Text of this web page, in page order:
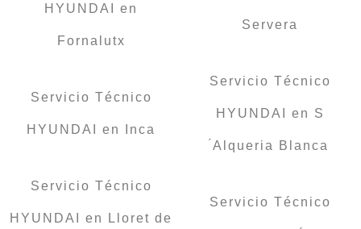
HYUNDAI en
Fornalutx
Servicio Técnico
HYUNDAI en Inca
Servicio Técnico
HYUNDAI en Lloret de
Servera
Servicio Técnico
HYUNDAI en S
́Alqueria Blanca
Servicio Técnico